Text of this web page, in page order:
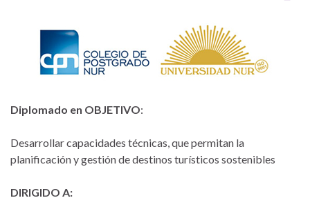
Diplomado en OBJETIVO:
Desarrollar capacidades técnicas, que permitan la
planificación y gestión de destinos turísticos sostenibles
DIRIGIDO A: